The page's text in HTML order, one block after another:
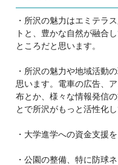
・所沢の魅力はエミテラ
トと、豊かな自然が融合
ところだと思います。
・所沢の魅力や地域活動
思います。電車の広告、
布とか、様々な情報発信
とで所沢がもっと活性化
・大学進学への資金支援を
・公園の整備、特に防球